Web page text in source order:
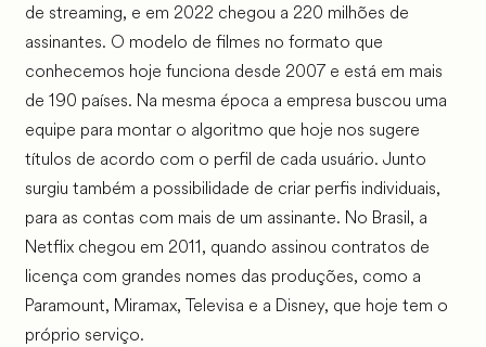
de streaming, e em 2022 chegou a 220 milhões de
assinantes. O modelo de filmes no formato que
conhecemos hoje funciona desde 2007 e está em mais
de 190 países. Na mesma época a empresa buscou uma
equipe para montar o algoritmo que hoje nos sugere
títulos de acordo com o perfil de cada usuário. Junto
surgiu também a possibilidade de criar perfis individuais,
para as contas com mais de um assinante. No Brasil, a
Netflix chegou em 2011, quando assinou contratos de
licença com grandes nomes das produções, como a
Paramount, Miramax, Televisa e a Disney, que hoje tem o
próprio serviço.